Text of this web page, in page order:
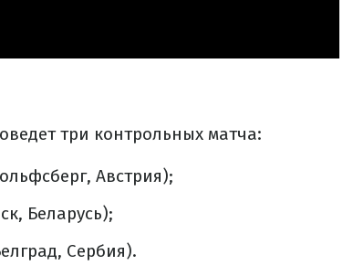
три контрольных матча:
Австрия);
Беларусь);
Сербия).